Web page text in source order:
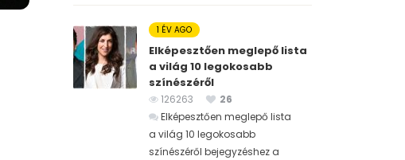
1 ÉV AGO
Elképesztően meglepő lista
a világ 10 legokosabb
színészéről
126263
26
Elképesztően meglepő lista
a világ 10 legokosabb
színészéről bejegyzéshez a